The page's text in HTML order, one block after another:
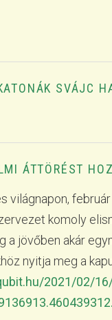
SVÁJC
ÁTTÖRÉST
világnapon,
komoly
a jövőben akár
nyitja meg a
2021/02/